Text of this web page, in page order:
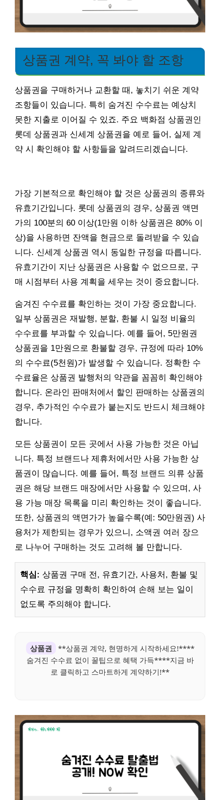
상품권 계약, 꼭 봐야 할 조항
상품권을 구매하거나 교환할 때, 놓치기 쉬운 계약
조항들이 있습니다. 특히 숨겨진 수수료는 예상치
못한 지출로 이어질 수 있죠. 주요 백화점 상품권인
롯데 상품권과 신세계 상품권을 예로 들어, 실제 계
약 시 확인해야 할 사항들을 알려드리겠습니다.
가장 기본적으로 확인해야 할 것은 상품권의 종류와
유효기간입니다. 롯데 상품권의 경우, 상품권 액면
가의 100분의 60 이상(1만원 이하 상품권은 80% 이
상)을 사용하면 잔액을 현금으로 돌려받을 수 있습
니다. 신세계 상품권 역시 동일한 규정을 따릅니다.
유효기간이 지난 상품권은 사용할 수 없으므로, 구
매 시점부터 사용 계획을 세우는 것이 중요합니다.
숨겨진 수수료를 확인하는 것이 가장 중요합니다.
일부 상품권은 재발행, 분할, 환불 시 일정 비율의
수수료를 부과할 수 있습니다. 예를 들어, 5만원권
상품권을 1만원으로 환불할 경우, 규정에 따라 10%
의 수수료(5천원)가 발생할 수 있습니다. 정확한 수
수료율은 상품권 발행처의 약관을 꼼꼼히 확인해야
합니다. 온라인 판매처에서 할인 판매하는 상품권의
경우, 추가적인 수수료가 붙는지도 반드시 체크해야
합니다.
모든 상품권이 모든 곳에서 사용 가능한 것은 아닙
니다. 특정 브랜드나 제휴처에서만 사용 가능한 상
품권이 많습니다. 예를 들어, 특정 브랜드 의류 상품
권은 해당 브랜드 매장에서만 사용할 수 있으며, 사
용 가능 매장 목록을 미리 확인하는 것이 좋습니다.
또한, 상품권의 액면가가 높을수록(예: 50만원권) 사
용처가 제한되는 경우가 있으니, 소액권 여러 장으
로 나누어 구매하는 것도 고려해 볼 만합니다.
핵심: 상품권 구매 전, 유효기간, 사용처, 환불 및
수수료 규정을 명확히 확인하여 손해 보는 일이
없도록 주의해야 합니다.
상품권
**상품권 계약, 현명하게 시작하세요!****
숨겨진 수수료 없이 꿀팁으로 혜택 가득****지금 바
로 클릭하고 스마트하게 계약하기!**